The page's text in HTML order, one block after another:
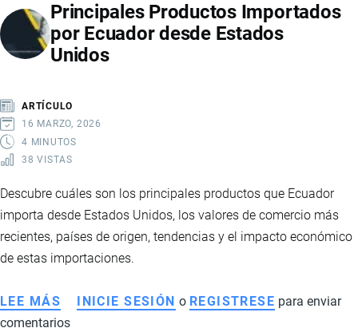
ECUADOR:
REQUISITOS,
COSTOS,
OPORTUNIDADES
DE
NEGOCIO
Principales Productos Importados
por Ecuador desde Estados
Unidos
ARTÍCULO
16 MARZO, 2026
4 MINUTOS
38 VISTAS
Descubre cuáles son los principales productos que Ecuador
importa desde Estados Unidos, los valores de comercio más
recientes, países de origen, tendencias y el impacto económico
de estas importaciones.
LEE MÁS SOBRE
PRINCIPALES
INICIE SESIÓN o REGISTRESE para enviar
comentarios